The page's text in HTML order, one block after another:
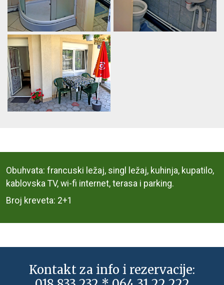
Obuhvata: francuski ležaj, singl ležaj, kuhinja, kupatilo,
kablovska TV, wi-fi internet, terasa i parking.
Broj kreveta: 2+1
Kontakt za info i rezervacije: